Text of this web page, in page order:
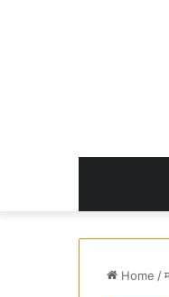
Home /